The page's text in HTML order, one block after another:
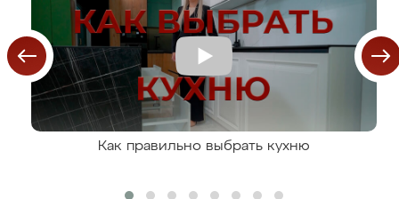
Как правильно выбрать кухню